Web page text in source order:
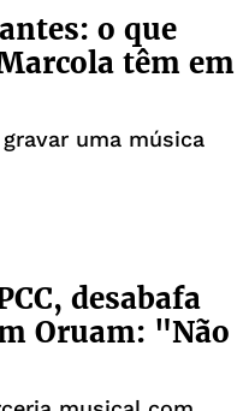
o que
têm em
uma música
desabafa
Oruam: "Não